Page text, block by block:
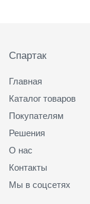
Спартак
Главная
Каталог товаров
Покупателям
Решения
О нас
Контакты
Мы в соцсетях